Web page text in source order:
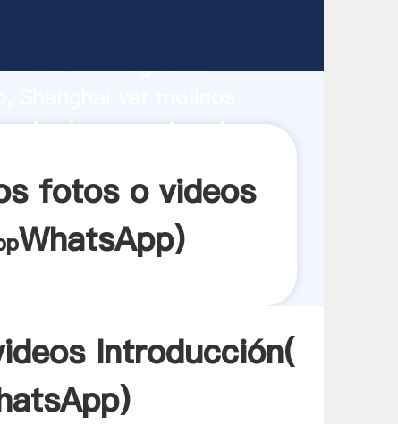
de investigación
el valor y aporta valores
fotos o videos
WhatsApp)
Introducción(
)